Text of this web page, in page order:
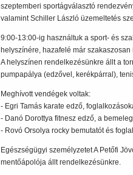
szeptemberi sportágválasztó
valamint Schiller László üzemeltetés
9:00-13:00-ig használtuk a sport- és
helyszínére, hazafelé már szakaszosan
A helyszínen rendelkezésünkre állt a
pumpapálya (edzővel, kerékpárral),
Meghívott vendégek voltak:
- Egri Tamás karate edző,
- Danó Dorottya fitnesz edző, a
- Rovó Orsolya rocky bemutatót és
Egészségügyi személyzetet A Petőfi
mentőápolója állt rendelkezésünkre.